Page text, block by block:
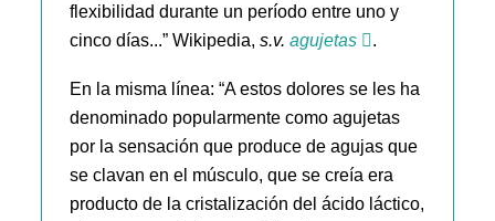
flexibilidad durante un período entre uno y
cinco días...” Wikipedia,s.v.agujetas .
En la misma línea: “A estos dolores se les ha
denominado popularmente como agujetas
por la sensación que produce de agujas que
se clavan en el músculo, que se creía era
producto de la cristalización del ácido láctico,